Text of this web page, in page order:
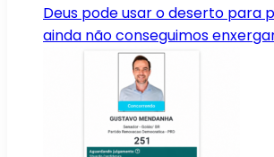
Deus pode usar o deserto para
ainda não conseguimos